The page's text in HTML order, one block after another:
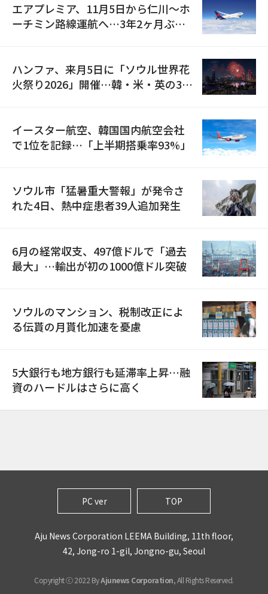
エアプレミア、11月5日から仁川〜ホ
ーチミン路線運航へ…3年2ヶ月ぶり
ハンファ、来月5日に「ソウル世界花
火祭り2026」開催…韓・米・英の3カ
イースター航空、韓国国内航空会社
で1位を記録…「上半期搭乗率93%」
ソウル市「猛暑重大警報」が発令さ
れた4日、熱中症患者39人追加発生
6月の経常収支、497億ドルで「過去
最大」…輸出が初の1000億ドル突破
ソウルのマンション、税制改正によ
る伝貰の月貰化加速を憂慮
5大銀行も地方銀行も延滞率上昇…融
資のハードルはさらに高く
PC ver TOP
Aju News Corporation LEEMA Building, 11th floor,
42, Jong-ro 1-gil, Jongno-gu, Seoul
Copyright ⓒ 2022 ByAjunews Corporation, All Rights Reserved.